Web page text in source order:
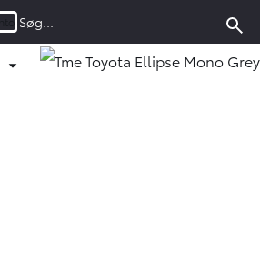
Fold undermenu ud